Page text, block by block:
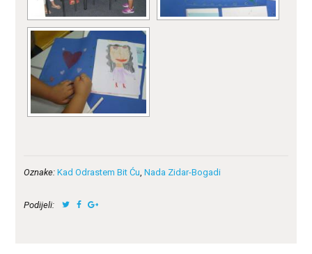
Oznake: Kad Odrastem Bit Ću ,Nada Zidar-Bogadi
Podijeli: